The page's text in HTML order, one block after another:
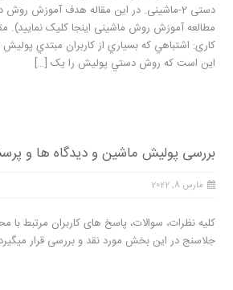
دستی 2-ماشینی. در این مقاله هدف آموزش
مطالعه آموزش روش ماشینی اینجا کلیک
کاری: اشتباهي که بسياري از کاربران مبتدي
اين است که روش دستي پوليش را يک […]
بررسی پولیش ماشین و دیدگاه ها و
مارس 8, 2022
کلیه نظرات، سوالات، پاسخ های کاربران مرتبط
جلاسنج در این بخش مورد نقد و بررسی قرار میگیرد